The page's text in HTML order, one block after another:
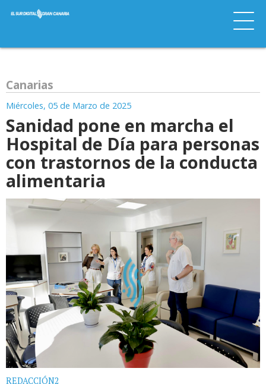
Canarias
Miércoles, 05 de Marzo de 2025
Sanidad pone en marcha el
Hospital de Día para personas
con trastornos de la conducta
alimentaria
REDACCIÓN2